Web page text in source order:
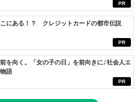
PR
PR
にある！？ クレジットカードの都市伝説
PR
を向く。「女の子の日」を前向きに♪社会人エ
語